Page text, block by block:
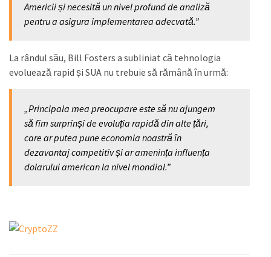
Americii și necesită un nivel profund de analiză
pentru a asigura implementarea adecvată.”
La rândul său, Bill Fosters a subliniat că tehnologia
evoluează rapid și SUA nu trebuie să rămână în urmă:
„Principala mea preocupare este să nu ajungem
să fim surprinși de evoluția rapidă din alte țări,
care ar putea pune economia noastră în
dezavantaj competitiv și ar amenința influența
dolarului american la nivel mondial.”